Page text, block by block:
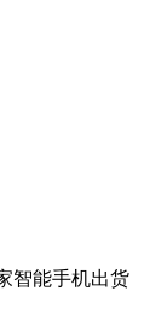
智能手机出货